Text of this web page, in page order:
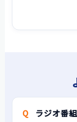
ラジオ番